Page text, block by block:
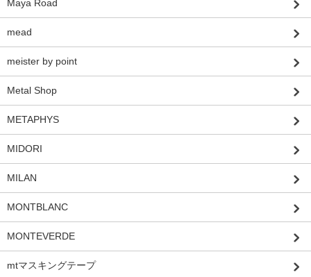
Maya Road
mead
meister by point
Metal Shop
METAPHYS
MIDORI
MILAN
MONTBLANC
MONTEVERDE
mtマスキングテープ